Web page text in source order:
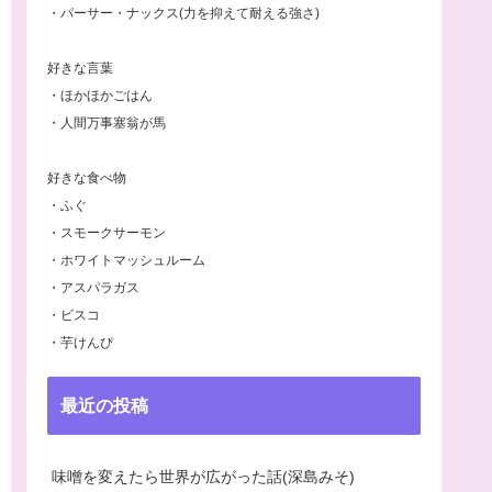
・パーサー・ナックス(力を抑えて耐える強さ)
好きな言葉
・ほかほかごはん
・人間万事塞翁が馬
好きな食べ物
・ふぐ
・スモークサーモン
・ホワイトマッシュルーム
・アスパラガス
・ビスコ
・芋けんぴ
最近の投稿
味噌を変えたら世界が広がった話(深島みそ)